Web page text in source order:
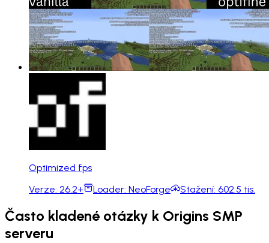
Optimized fps
Verze: 26.2+ Loader: NeoForge Stažení: 602.5 tis.
Často kladené otázky k Origins SMP
serveru